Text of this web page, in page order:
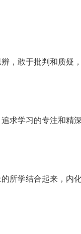
，敢于批判和质疑
求学习的专注和精
所学结合起来，内